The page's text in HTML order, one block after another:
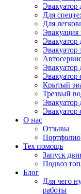
Эвакуатор
Для
Для
Эвакуация
Эвакуатор
Эвакуатор
Эвакуатор
Эвакуатор
Крытый
Трезвый
Эвакуатор
О нас
Отзывы
Портфолио
Тех помощь
Запуск
Подвоз
Блог
Для чего
работы